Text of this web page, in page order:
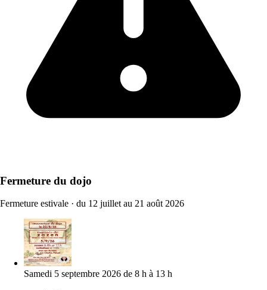
Fermeture du dojo
Fermeture estivale · du 12 juillet au 21 août 2026
Samedi 5 septembre 2026 de 8 h à 13 h